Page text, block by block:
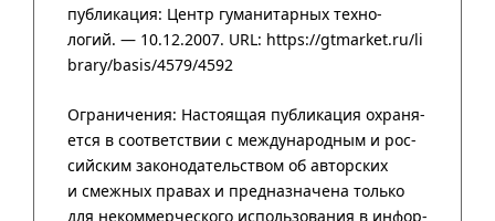
публи­ка­ция: Центр гума­нитар­ных техно­
логий. — 10.12.2007. URL: https://gtmarket.ru/li
brary/basis/4579/4592